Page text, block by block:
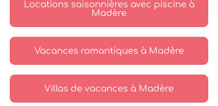
Locations saisonnières avec piscine à
Madère
Vacances romantiques à Madère
Villas de vacances à Madère